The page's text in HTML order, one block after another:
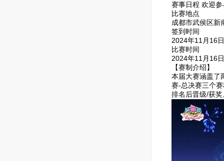
赛事日程 欢迎参
比赛地点
成都市武侯区新
签到时间
2024年11月16
比赛时间
2024年11月16
【赛制介绍】
本届大赛涵盖了
赛-总决赛三个
排名后晋级/获奖